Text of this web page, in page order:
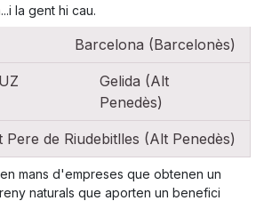
la gent hi cau.
Barcelona (Barcelonès)
Gelida (Alt
Penedès)
Pere de Riudebitlles (Alt Penedès)
mans d'empreses que obtenen un
naturals que aporten un benefici